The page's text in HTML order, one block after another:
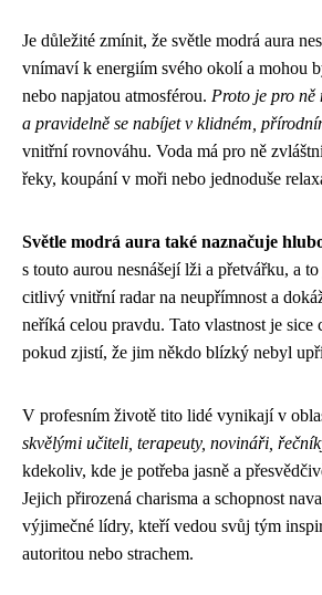
Je důležité zmínit, že světle modrá aura
vnímaví k energiím svého okolí a mohou
nebo napjatou atmosférou. Proto je pro ně
a pravidelně se nabíjet v klidném,
vnitřní rovnováhu. Voda má pro ně
řeky, koupání v moři nebo jednoduše
Světle modrá aura také naznačuje
s touto aurou nesnášejí lži a přetvářku, a
citlivý vnitřní radar na neupřímnost a
neříká celou pravdu. Tato vlastnost je
pokud zjistí, že jim někdo blízký nebyl
V profesním životě tito lidé vynikají v
skvělými učiteli, terapeuty, novináři,
kdekoliv, kde je potřeba jasně a
Jejich přirozená charisma a schopnost
výjimečné lídry, kteří vedou svůj tým
autoritou nebo strachem.